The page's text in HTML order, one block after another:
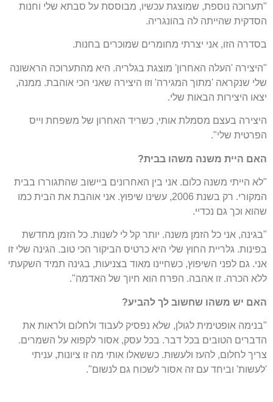
"תערוכה נוספת, שמוצגת עכשיו, מבוססת על סבתא שלי וחנות
הסדקית שהייתה לה בהונגריה.
בסדרה הזו, אני יצרתי מחומרים שמוכרים בחנות.
"היצירה 'העלה האחרון' מוצגת בגלריה. היא מהתערוכה הראשונה
שלי שנקראה 'מתוך המגירה' וזו היצירה שאני הכי אוהבת. ממנה,
יצאו היצירות הבאות שלי.
היצירה בעצם מסמלת אותי, כשריד האחרון של משפחת וייס
הפרטית שלי".
האם היית משנה משהו בבית?
"לא הייתי משנה כלום. אני בין האחרונים ביישוב שהתגוררו בבית
המקורי. רק בשנת 2006, עשינו שיפוץ. אני אוהבת את הבית כמו
שהוא וכך גם נכדיי.
"בגינה, אני כל הזמן משנה. יותר קל לי לשנות. כל הזמן מחדשת
בפינות. גלריית החוץ שלי היא כרטיס הביקור הכי טוב. הגינה שלי זו
אני. גם לפני השיפוץ, כשחיינו מאוד בצניעות, בגינה תמיד השקעתי
ללא הכרה. זו אהבה. הפרח הוא חיוך של האדמה".
האם יש משהו שחשוב לך להביע?
"בנימה אופטימית לגולן, שלא נפסיק לעבוד ולחלום ולראות את
הדברים הטובים בכל דבר. בכל עסק, אסור לקפוא על השמרים.
צריך לחלום, להעז ולעשות. כששאלו אותי מה זו ציונות, עניתי
'לעשות' וביחד עם זה אסור לשכוח גם לנשום".